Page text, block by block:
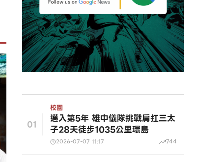
01
校園
邁入第5年 雄中儀隊挑戰肩扛三太
子28天徒步1035公里環島
2026-07-07 11:17 744